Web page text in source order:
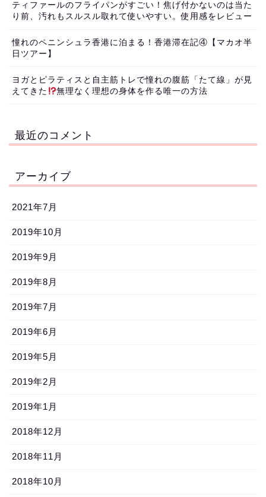
ティファールのフライパンがすごい！焦げ付かないのは当た
り前、汚れもスルスル取れて使いやすい。使用感をレビュー
憧れのペニンシュラ香港に泊まる！香港滞在記④【マカオ半
日ツアー】
ヨガとピラティスと自主筋トレで憧れの腹筋「たて線」が見
えてきた
無理なく理想の身体を作る唯一の方法
最近のコメント
アーカイブ
2021年7月
2019年10月
2019年9月
2019年8月
2019年7月
2019年6月
2019年5月
2019年2月
2019年1月
2018年12月
2018年11月
2018年10月